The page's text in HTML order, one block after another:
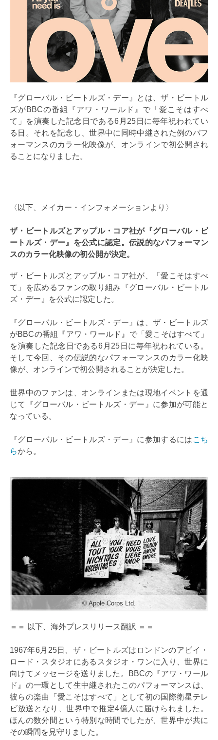
『グローバル・ビートルズ・デー』とは、ザ・ビートル
ズがBBCの番組『アワ・ワールド』で「愛こそはすべ
て」を演奏した記念日である6月25日に毎年祝われてい
る日。それを記念し、世界中に同時中継された例のパフ
ォーマンスのカラー化映像が、オンラインで初公開され
ることになりました。
〈以下、メイカー・インフォメーションより〉
ザ・ビートルズとアップル・コア社が『グローバル・ビ
ートルズ・デー』を公式に認定。伝説的なパフォーマン
スのカラー化映像の初公開が決定。
ザ・ビートルズとアップル・コア社が、「愛こそはすべ
て」を広めるファンの取り組み『グローバル・ビートル
ズ・デー』を公式に認定した。
『グローバル・ビートルズ・デー』は、ザ・ビートルズ
がBBCの番組『アワ・ワールド』で「愛こそはすべて」
を演奏した記念日である6月25日に毎年祝われている。
そして今回、その伝説的なパフォーマンスのカラー化映
像が、オンラインで初公開されることが決定した。
世界中のファンは、オンラインまたは現地イベントを通
じて『グローバル・ビートルズ・デー』に参加が可能と
なっている。
『グローバル・ビートルズ・デー』に参加するには こち
らから。
© Apple Corps Ltd.
＝＝ 以下、海外プレスリリース翻訳 ＝＝
1967年6月25日、ザ・ビートルズはロンドンのアビイ・
ロード・スタジオにあるスタジオ・ワンに入り、世界に
向けてメッセージを送りました。BBCの『アワ・ワール
ド』の一環として生中継されたこのパフォーマンスは、
彼らの楽曲「愛こそはすべて」として初の国際衛星テレ
ビ放送となり、世界中で推定4億人に届けられました。
ほんの数分間という特別な時間でしたが、世界中が共に
その瞬間を見守りました。